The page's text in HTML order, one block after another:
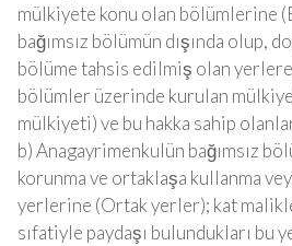
mülkiyete konu olan bölümlerine
bağımsız bölümün dışında olup,
bölüme tahsis edilmiş olan yerlere
bölümler üzerinde kurulan
mülkiyeti) ve bu hakka sahip
b) Anagayrimenkulün bağımsız
korunma ve ortaklaşa kullanma
yerlerine (Ortak yerler); kat
sıfatiyle paydaşı bulundukları bu